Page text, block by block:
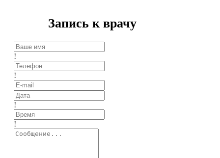
Запись к врачу
!
!
!
!